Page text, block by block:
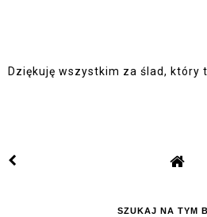
Dziękuję wszystkim za ślad, który
SZUKAJ NA TYM